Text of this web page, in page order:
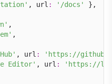
, url : '/docs'
},
,
,
, url :
'https://
Editor' , url :
'https://